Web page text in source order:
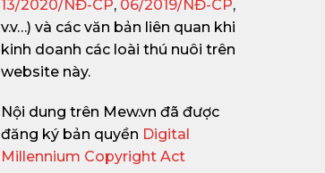
13/2020/NĐ-CP, 06/2019/NĐ-CP,
v.v…) và các văn bản liên quan khi
kinh doanh các loài thú nuôi trên
website này.
Nội dung trên Mew.vn đã được
đăng ký bản quyền Digital
Millennium Copyright Act